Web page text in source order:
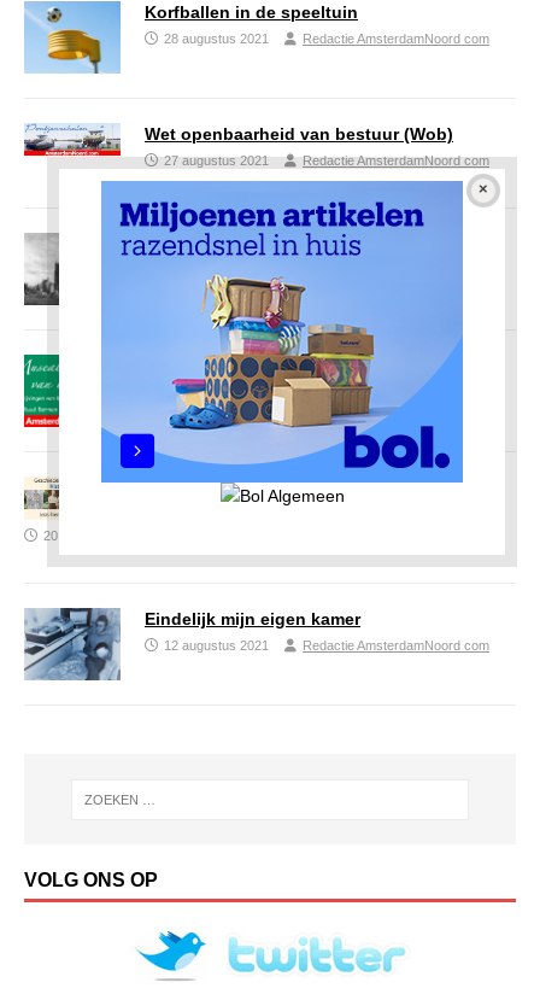
Korfballen in de speeltuin
28 augustus 2021 Redactie AmsterdamNoord com
Wet openbaarheid van bestuur (Wob)
27 augustus 2021 Redactie AmsterdamNoord com
Schilderijen met uitzicht op Ransdorp
Museale objecten van boven het IJ
23 augustus 2021 Redactie AmsterdamNoord com
Frans van der Oord, badmeester en
bestuurslid bij de Volewijckers
20 augustus 2021
Eindelijk mijn eigen kamer
12 augustus 2021 Redactie AmsterdamNoord com
VOLG ONS OP